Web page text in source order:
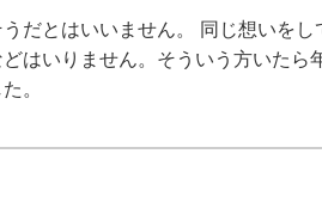
だとはいいません。 同じ想いをし
はいりません。そういう方いたら
。